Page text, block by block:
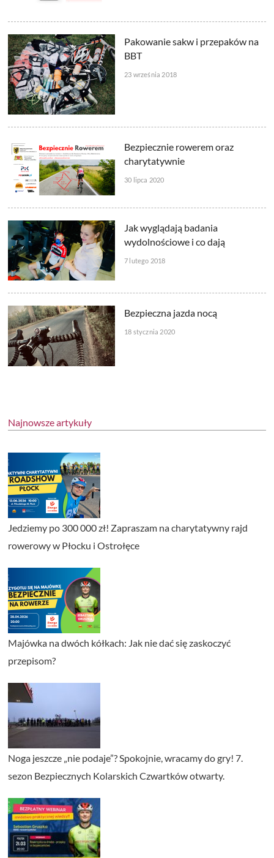
Pakowanie sakw i przepaków na
BBT
23 września 2018
Bezpiecznie rowerem oraz
charytatywnie
30 lipca 2020
Jak wyglądają badania
wydolnościowe i co dają
7 lutego 2018
Bezpieczna jazda nocą
18 stycznia 2020
Najnowsze artykuły
Jedziemy po 300 000 zł! Zapraszam na charytatywny rajd
rowerowy w Płocku i Ostrołęce
Majówka na dwóch kółkach: Jak nie dać się zaskoczyć
przepisom?
Noga jeszcze „nie podaje”? Spokojnie, wracamy do gry! 7.
sezon Bezpiecznych Kolarskich Czwartków otwarty.